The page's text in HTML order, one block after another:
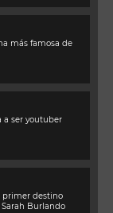
más famosa de
a ser youtuber
primer destino
Burlando